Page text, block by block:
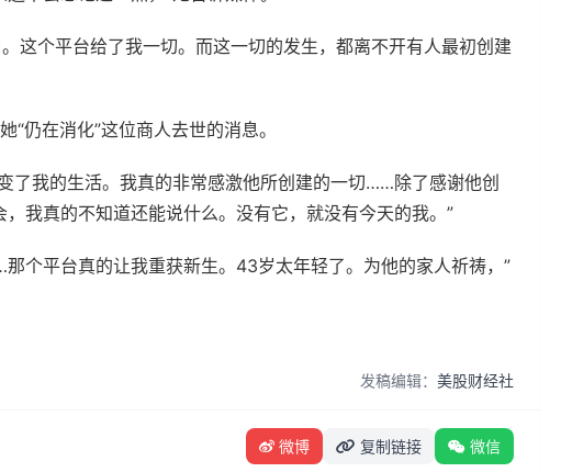
这个平台给了我一切。而这一切的发生，都离不开有人最初创建
“仍在消化”这位商人去世的消息。
了我的生活。我真的非常感激他所创建的一切……除了感谢他创
我真的不知道还能说什么。没有它，就没有今天的我。”
个平台真的让我重获新生。43岁太年轻了。为他的家人祈祷，”
发稿编辑：美股财经社
微博 复制链接 微信